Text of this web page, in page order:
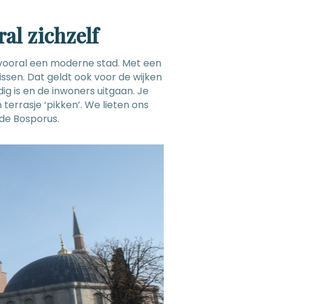
zichzelf
een moderne stad. Met een
Dat geldt ook voor de wijken
is en de inwoners uitgaan. Je
‘pikken’. We lieten ons
Bosporus.